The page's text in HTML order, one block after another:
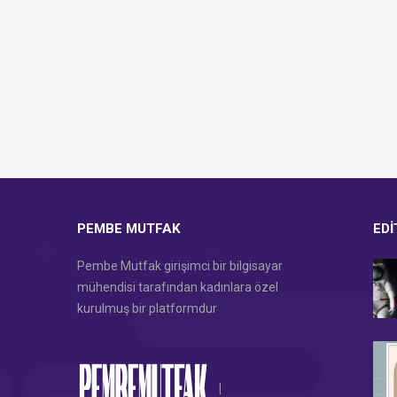
PEMBE MUTFAK
Pembe Mutfak girişimci bir bilgisayar
mühendisi tarafından kadınlara özel
kurulmuş bir platformdur
|